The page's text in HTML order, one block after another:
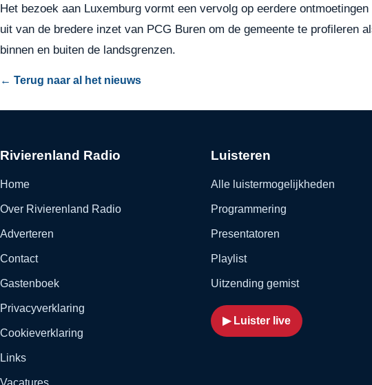
Het bezoek aan Luxemburg vormt een vervolg op eerdere
uit van de bredere inzet van PCG Buren om de gemeente te profileren
binnen en buiten de landsgrenzen.
← Terug naar al het nieuws
Rivierenland Radio
Home
Over Rivierenland Radio
Adverteren
Contact
Gastenboek
Privacyverklaring
Cookieverklaring
Links
Vacatures
Luisteren
Alle luistermogelijkheden
Programmering
Presentatoren
Playlist
Uitzending gemist
▶ Luister live